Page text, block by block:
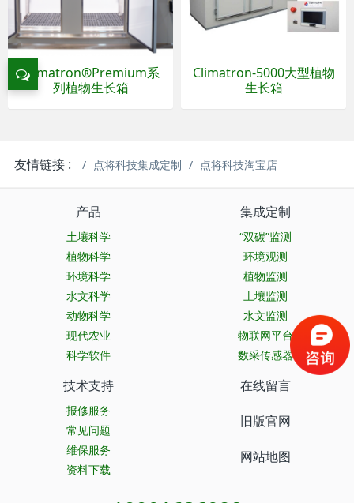
Climatron®Premium系
列植物生长箱
Climatron-5000大型植物
生长箱
友情链接 : 点将科技集成定制 点将科技淘宝店
产品
土壤科学
植物科学
环境科学
水文科学
动物科学
现代农业
科学软件
集成定制
“双碳”监测
环境观测
植物监测
土壤监测
水文监测
物联网平台
数采传感器
技术支持
报修服务
常见问题
维保服务
资料下载
在线留言
旧版官网
网站地图